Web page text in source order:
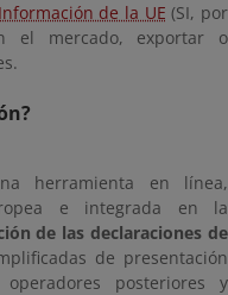
de la UE (SI, por
el mercado, exportar o
herramienta en línea,
e integrada en la
de las declaraciones de
de presentación
posteriores y